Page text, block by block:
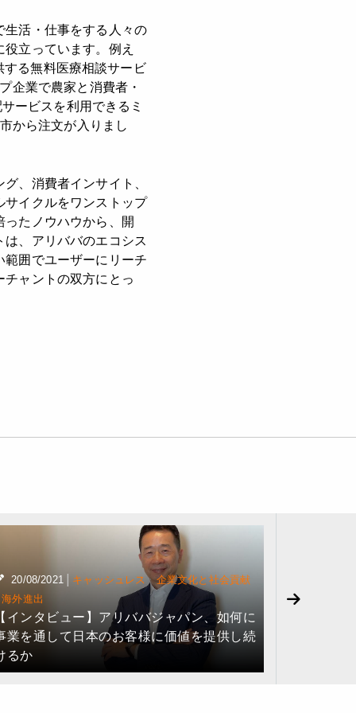
生活・仕事をする人々の
立っています。例え
る無料医療相談サービ
企業で農家と消費者・
ービスを利用できるミ
から注文が入りまし
、消費者インサイト、
サイクルをワンストップ
たノウハウから、開
、アリババのエコシス
囲でユーザーにリーチ
ャントの双方にとっ
20/08/2021 | キャッシュレス·企業文化と社会貢献
海外進出
インタビュー】アリババジャパン、如何に
業を通して日本のお客様に価値を提供し続
るか